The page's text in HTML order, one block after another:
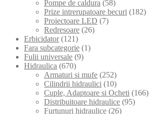
Pompe de caldura (58)
Prize intrerupatoare becuri (182)
Proiectoare LED (7)
Redresoare (26)
Erbicidator (121)
Fara subcategorie (1)
Fulii universale (9)
Hidraulica (670)
Armaturi si mufe (252)
Cilindrii hidraulici (10)
Cuple, Adaptoare si Ocheti (166)
Distribuitoare hidraulice (95)
Furtunuri hidraulice (26)